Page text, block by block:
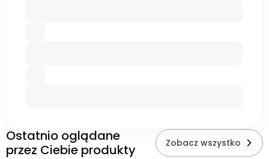
Ostatnio oglądane
przez Ciebie produkty
Zobacz wszystko